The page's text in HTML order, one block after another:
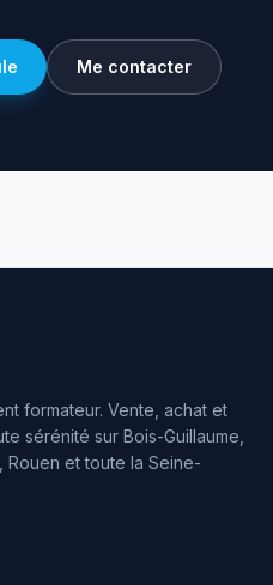
Me contacter
formateur. Vente, achat et
sérénité sur Bois-Guillaume,
Rouen et toute la Seine-